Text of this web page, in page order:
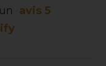
avis 5